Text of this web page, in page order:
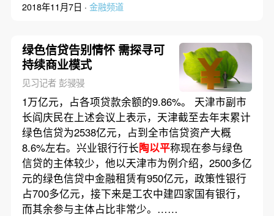
2018年11月7日 · 金融频道
绿色信贷告别情怀 需探寻可
持续商业模式
见习记者 彭骎骎
1万亿元，占各项贷款余额的9.86%。 天津市副市
长阎庆民在上述会议上表示，天津截至去年末累计
绿色信贷为2538亿元，占到全市信贷资产大概
8.6%左右。兴业银行行长陶以平称现在参与绿色
信贷的主体较少，他以天津市为例介绍，2500多亿
元的绿色信贷中金融租赁有950亿元，政策性银行
占700多亿元，接下来是工农中建四家国有银行，
而其余参与主体占比非常少。……